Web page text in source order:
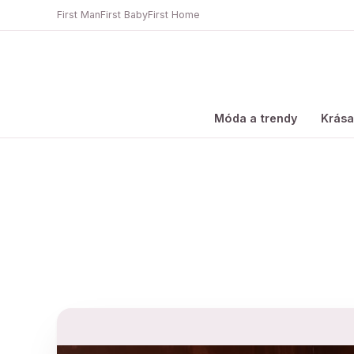
First ManFirst BabyFirst Home
Móda a trendy Krása